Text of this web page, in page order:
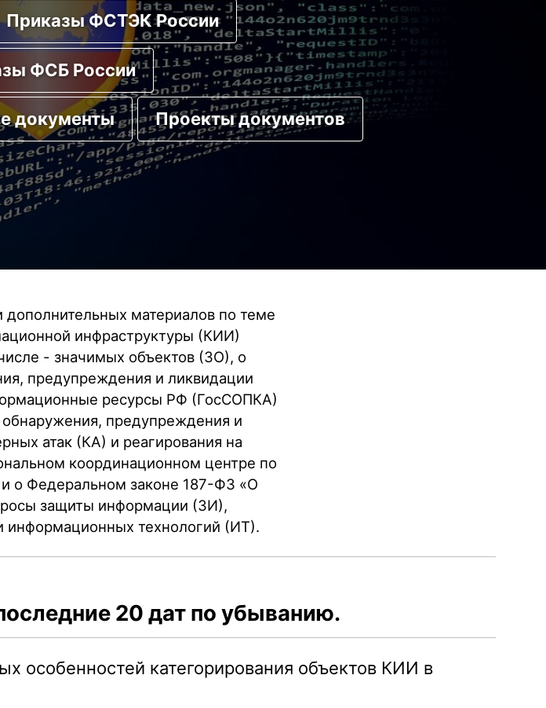
Приказы ФСТЭК России
ФСБ России
документы Проекты документов
материалов по теме
инфраструктуры (КИИ)
- значимых объектов (ЗО), о
предупреждения и ликвидации
ресурсы РФ (ГосСОПКА)
предупреждения и
атак (КА) и реагирования на
координационном центре по
о Федеральном законе 187-ФЗ «О
защиты информации (ЗИ),
информационных технологий (ИТ).
20 дат по убыванию.
особенностей категорирования объектов КИИ в